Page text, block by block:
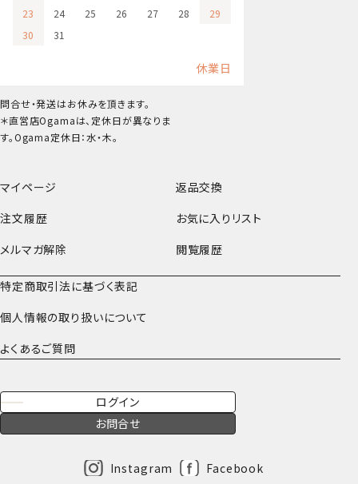
マイページ
返品交換
注文履歴
お気に入りリスト
メルマガ解除
閲覧履歴
特定商取引法に基づく表記
個人情報の取り扱いについて
よくあるご質問
ログイン
お問合せ
Instagram Facebook
23
24 25 26 27 28
29
30
31
休業日
問合せ・発送はお休みを頂きます。
＊直営店Ogamaは、定休日が異なりま
す。Ogama定休日：水・木。